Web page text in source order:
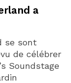
a
se sont
de célébrer
Soundstage